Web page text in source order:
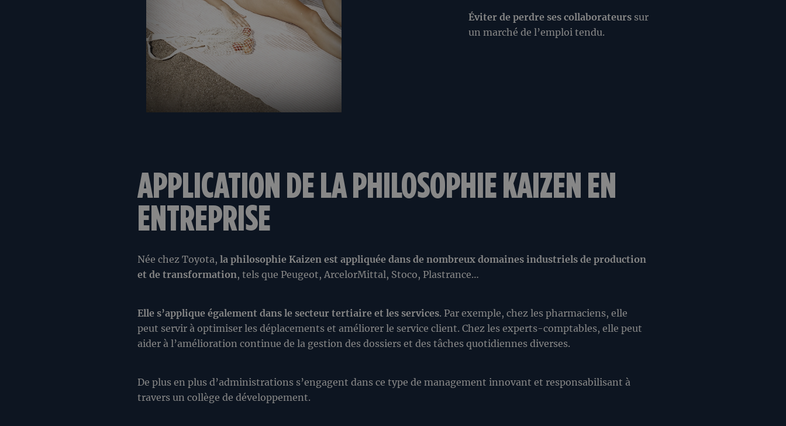
Éviter de perdre ses collaborateurssur
un marché de l’emploi tendu.
APPLICATION DE LA PHILOSOPHIE KAIZEN EN
ENTREPRISE
Née chez Toyota,la philosophie Kaizen est appliquée dans de nombreux domaines industriels de production
et de transformation, tels que Peugeot, ArcelorMittal, Stoco, Plastrance…
Elle s’applique également dans le secteur tertiaire et les services. Par exemple, chez les pharmaciens, elle
peut servir à optimiser les déplacements et améliorer le service client. Chez les experts-comptables, elle peut
aider à l’amélioration continue de la gestion des dossiers et des tâches quotidiennes diverses.
De plus en plus d’administrations s’engagent dans ce type de management innovant et responsabilisant à
travers un collège de développement.